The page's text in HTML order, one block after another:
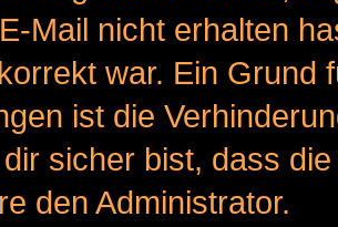
Mail nicht erhalten
war. Ein Grund
ist die
sicher bist, dass
den Administrator.